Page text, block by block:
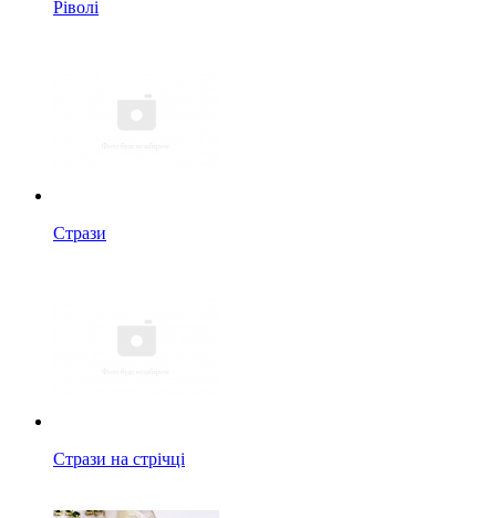
Ріволі
Стрази
Стрази на стрічці